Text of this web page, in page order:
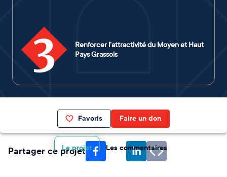
3
Renforcer l’attractivité du Moyen et Haut
Pays Grassois
Favoris Faire un don
Le projet Les commentaires
Partager ce projet